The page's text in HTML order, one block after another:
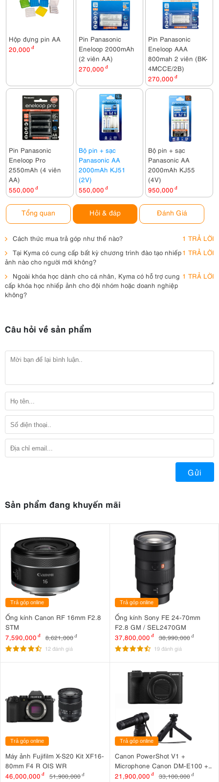
Hộp đựng pin AA
20,000 đ
Pin Panasonic
Eneloop 2000mAh
(2 viên AA)
270,000 đ
Pin Panasonic
Eneloop AAA
800mah 2 viên (BK-
4MCCE/2B)
270,000 đ
Pin Panasonic
Eneloop Pro
2550mAh (4 viên
AA)
550,000 đ
Bộ pin + sạc
Panasonic AA
2000mAh KJ51
(2V)
550,000 đ
Bộ pin + sạc
Panasonic AA
2000mAh KJ55
(4V)
950,000 đ
Tổng quan Hỏi & đáp Đánh Giá
Cách thức mua trả góp như thế nào?
1 TRẢ LỜI
Tại Kyma có cung cấp bất kỳ chương trình đào tạo nhiếp
ảnh nào cho người mới không?
1 TRẢ LỜI
Ngoài khóa học dành cho cá nhân, Kyma có hỗ trợ cung
cấp khóa học nhiếp ảnh cho đội nhóm hoặc doanh nghiệp
không?
1 TRẢ LỜI
Câu hỏi về sản phẩm
Gửi
Sản phẩm đang khuyến mãi
Trả góp online
Ống kính Canon RF 16mm F2.8
STM
7,590,000 đ 8,621,000đ
12 đánh giá
Trả góp online
Ống kính Sony FE 24-70mm
F2.8 GM / SEL2470GM
37,800,000 đ 38,990,000 đ
19 đánh giá
Trả góp online
Máy ảnh Fujifilm X-S20 Kit XF16-
80mm F4 R OIS WR
46,000,000 đ 51,900,000đ
Trả góp online
Canon PowerShot V1 +
Microphone Canon DM-E100 +
Báng tay cầm Canon HG-
21,900,000 đ 33,100,000 đ